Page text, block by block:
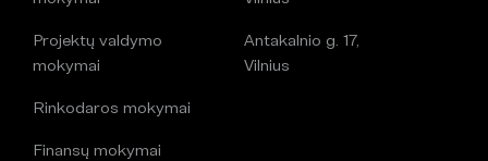
Projektų valdymo
mokymai
Rinkodaros mokymai
Finansų mokymai
Antakalnio g. 17,
Vilnius